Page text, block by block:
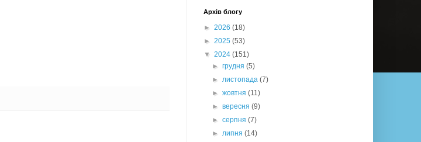
Архів блогу
► 2026 (18)
► 2025 (53)
▼ 2024 (151)
►грудня(5)
►листопада(7)
►жовтня(11)
►вересня(9)
►серпня(7)
►липня(14)